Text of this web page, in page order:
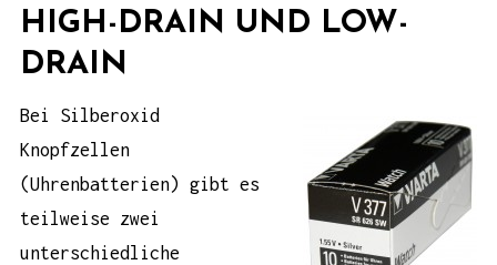
HIGH-DRAIN UND LOW-
DRAIN
Bei Silberoxid
Knopfzellen
(Uhrenbatterien) gibt es
teilweise zwei
unterschiedliche